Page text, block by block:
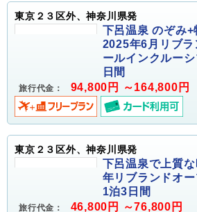
東京２３区外、神奈川県発
下呂温泉 のぞみ+
2025年6月リブラ
ールインクルー
日間
旅行代金： 94,800円 ～164,800円
東京２３区外、神奈川県発
下呂温泉で上質
年リブランドオ
1泊3日間
旅行代金： 46,800円 ～76,800円